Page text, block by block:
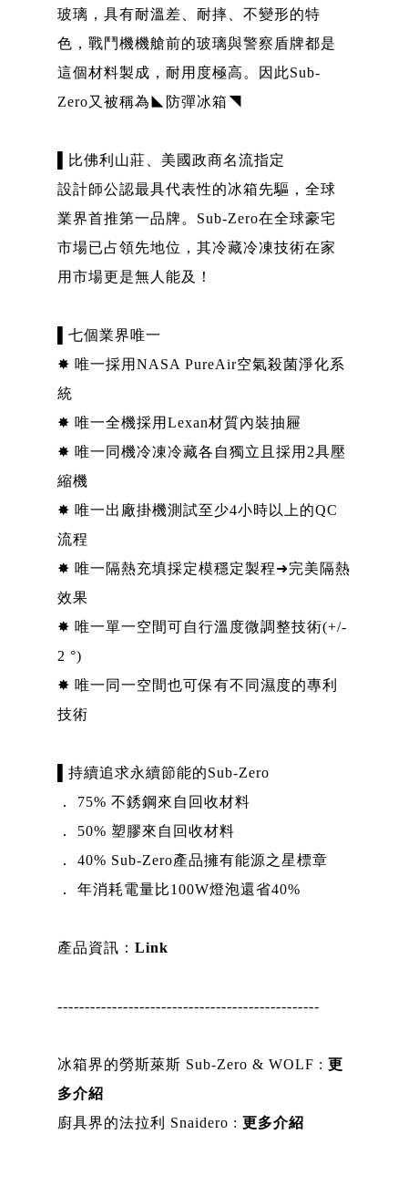
玻璃，具有耐溫差、耐摔、不變形的特
色，戰鬥機機艙前的玻璃與警察盾牌都是
這個材料製成，耐用度極高。因此Sub-
Zero又被稱為◣防彈冰箱◥
▌比佛利山莊、美國政商名流指定
設計師公認最具代表性的冰箱先驅，全球
業界首推第一品牌。Sub-Zero在全球豪宅
市場已占領先地位，其冷藏冷凍技術在家
用市場更是無人能及！
▌七個業界唯一
✸ 唯一採用NASA PureAir空氣殺菌淨化系
統
✸ 唯一全機採用Lexan材質內裝抽屜
✸ 唯一同機冷凍冷藏各自獨立且採用2具壓
縮機
✸ 唯一出廠掛機測試至少4小時以上的QC
流程
✸ 唯一隔熱充填採定模穩定製程➜完美隔熱
效果
✸ 唯一單一空間可自行溫度微調整技術(+/-
2 °)
✸ 唯一同一空間也可保有不同濕度的專利
技術
▌持續追求永續節能的Sub-Zero
． 75% 不銹鋼來自回收材料
． 50% 塑膠來自回收材料
． 40% Sub-Zero產品擁有能源之星標章
． 年消耗電量比100W燈泡還省40%
產品資訊： Link
------------------------------------------------
冰箱界的勞斯萊斯 Sub-Zero & WOLF : 更
多介紹
廚具界的法拉利 Snaidero : 更多介紹